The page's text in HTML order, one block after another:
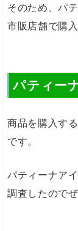
そのため、パ
市販店舗で購
パティー
商品を購入す
です。
パティーナア
調査したので